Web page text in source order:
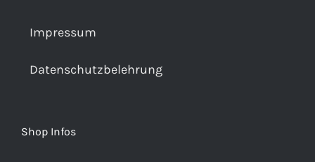
Impressum
Datenschutzbelehrung
Shop Infos